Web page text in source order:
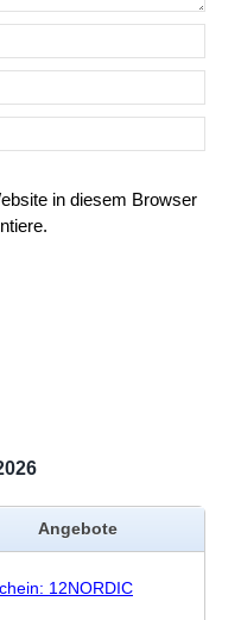
in diesem Browser
Angebote
12NORDIC